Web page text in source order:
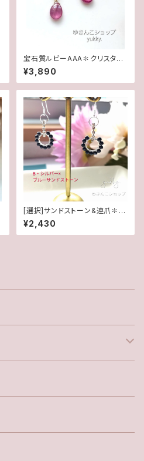
宝石質ルビーAAA✽クリスタル1
4kgfデザインピアス/イヤリング
¥3,890
[選択]サンドストーン&連爪✽サ
ークル(1ペア)14kgf/SFピアス
orイヤリング
¥2,430